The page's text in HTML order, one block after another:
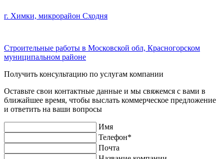
г. Химки, микрорайон Сходня
Строительные работы в Московской обл, Красногорском
муниципальном районе
Получить консультацию по услугам компании
Оставьте свои контактные данные и мы свяжемся с вами в
ближайшее время, чтобы выслать коммерческое предложение
и ответить на ваши вопросы
Имя
Телефон*
Почта